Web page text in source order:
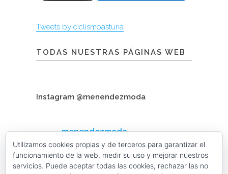
Tweets by ciclismoasturia
TODAS NUESTRAS PÁGINAS WEB
Instagram @menendezmoda
menendezmoda
Menéndez Moda hombre
Utilizamos cookies propias y de terceros para garantizar el
funcionamiento de la web, medir su uso y mejorar nuestros
servicios. Puede aceptar todas las cookies, rechazar las no